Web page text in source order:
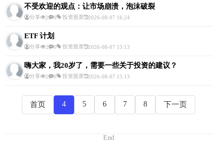
不受欢迎的观点：让市场崩溃，泡沫破裂
分享 2 0 投资股票 2026-08-07 16:24
ETF 计划
分享 2 0 投资股票 2026-08-07 15:13
嗨大家，我20岁了，需要一些关于投资的建议？
分享 2 0 投资股票 2026-08-07 15:13
首页 4 5 6 7 8 下一页
End